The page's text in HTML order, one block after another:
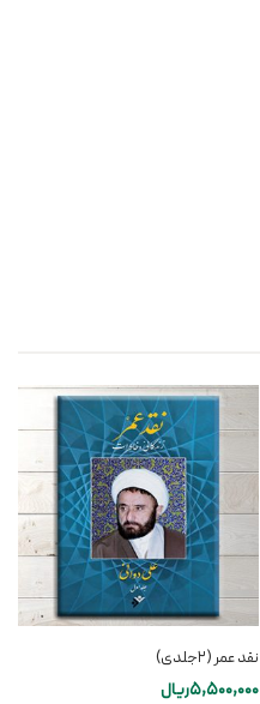
نقد عمر (۲جلدی)
5,500,000ریال